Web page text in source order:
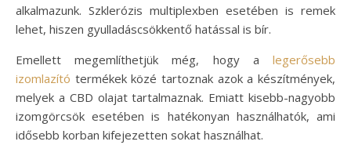
alkalmazunk. Szklerózis multiplexben esetében is remek
lehet, hiszen gyulladáscsökkentő hatással is bír.
Emellett megemlíthetjük még, hogy a legerősebb
izomlazító termékek közé tartoznak azok a készítmények,
melyek a CBD olajat tartalmaznak. Emiatt kisebb-nagyobb
izomgörcsök esetében is hatékonyan használhatók, ami
idősebb korban kifejezetten sokat használhat.